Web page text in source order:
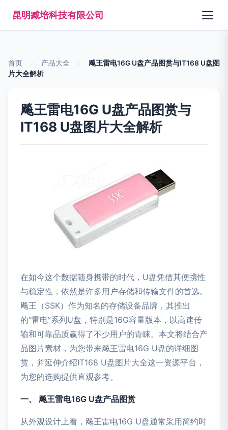
昆明臧培科技有限公司
首页 产品大全
飚王雷电16G U盘产品图赏与IT168 U盘图
片大全解析
飚王雷电16G U盘产品图赏与
IT168 U盘图片大全解析
在如今这个数据随身携带的时代，U盘凭借其便携性
与稳定性，依然是许多用户存储和传输文件的首选。
飚王（SSK）作为知名的存储设备品牌，其推出
的“雷电”系列U盘，特别是16G容量版本，以高速传
输和可靠品质赢得了不少用户的青睐。本文将结合产
品图片素材，为您带来飚王雷电16G U盘的详细图
赏，并延伸介绍IT168 U盘图片大全这一资源平台，
为您的选购提供直观参考。
一、 飚王雷电16G U盘产品图赏
从外观设计上看，飚王雷电16G U盘通常采用简约时